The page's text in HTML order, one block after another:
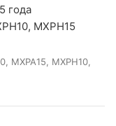
года
MXPH15
MXPA15, MXPH10,